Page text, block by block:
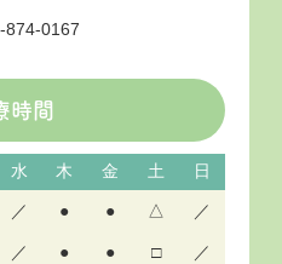
874-0167
時間
水 木 金 土 日
／ ● ● △ ／
／ ● ● □ ／